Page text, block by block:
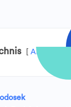
Anzeigen